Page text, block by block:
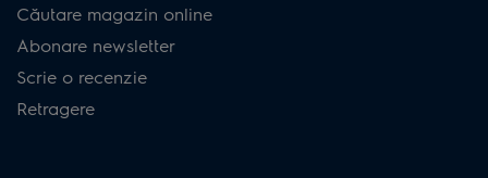
Căutare magazin online
Abonare newsletter
Scrie o recenzie
Retragere